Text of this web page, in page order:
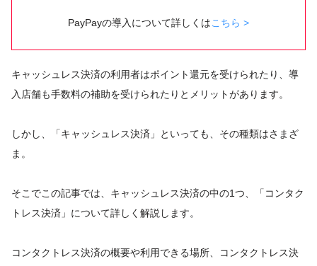
PayPayの導入について詳しくはこちら >
キャッシュレス決済の利用者はポイント還元を受けられたり、導
入店舗も手数料の補助を受けられたりとメリットがあります。
しかし、「キャッシュレス決済」といっても、その種類はさまざ
ま。
そこでこの記事では、キャッシュレス決済の中の1つ、「コンタク
トレス決済」について詳しく解説します。
コンタクトレス決済の概要や利用できる場所、コンタクトレス決